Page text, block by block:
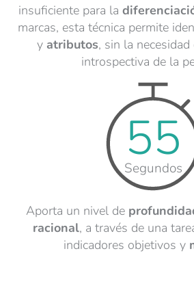
insuficiente para la
marcas, esta técnica permite
y atributos, sin la
introspectiva de la
55
Segundos
Aporta un nivel de
racional, a través de una
indicadores objetivos y